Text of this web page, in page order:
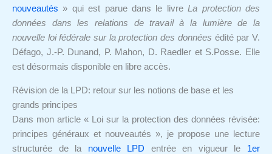
nouveautés » qui est parue dans le livreLa protection des
données dans les relations de travail à la lumière de la
nouvelle loi fédérale sur la protection des données édité par V.
Défago, J.-P. Dunand, P. Mahon, D. Raedler et S.Posse. Elle
est désormais disponible en libre accès.
Révision de la LPD: retour sur les notions de base et les
grands principes
Dans mon article « Loi sur la protection des données révisée:
principes généraux et nouveautés », je propose une lecture
structurée de la nouvelle LPD entrée en vigueur le 1er